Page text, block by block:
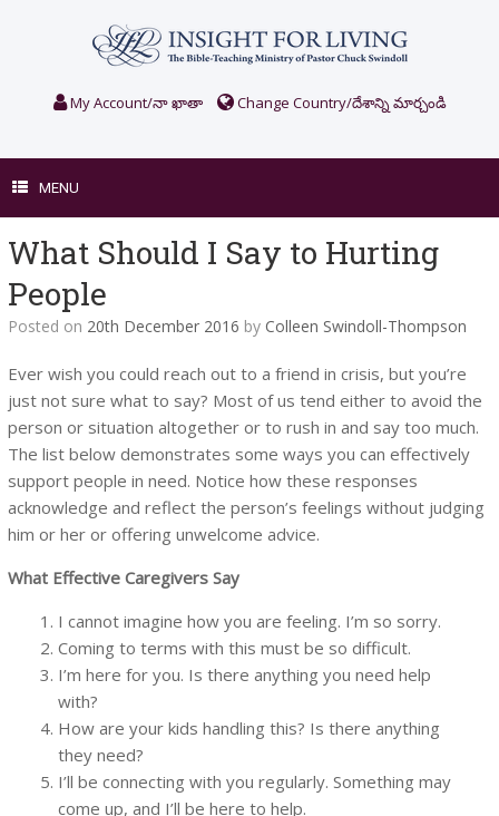
My Account/నా ఖాతా Change Country/దేశాన్ని మార్చండి
MENU
What Should I Say to Hurting
People
Posted on 20th December 2016 by Colleen Swindoll-Thompson
Ever wish you could reach out to a friend in crisis, but you’re
just not sure what to say? Most of us tend either to avoid the
person or situation altogether or to rush in and say too much.
The list below demonstrates some ways you can effectively
support people in need. Notice how these responses
acknowledge and reflect the person’s feelings without judging
him or her or offering unwelcome advice.
What Effective Caregivers Say
I cannot imagine how you are feeling. I’m so sorry.
Coming to terms with this must be so difficult.
I’m here for you. Is there anything you need help
with?
How are your kids handling this? Is there anything
they need?
I’ll be connecting with you regularly. Something may
come up, and I’ll be here to help.